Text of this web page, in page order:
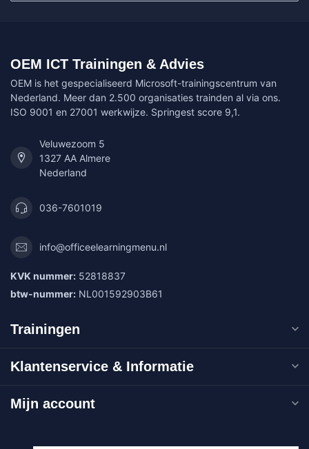
OEM ICT Trainingen & Advies
OEM is het gespecialiseerd Microsoft-trainingscentrum van
Nederland. Meer dan 2.500 organisaties trainden al via ons.
ISO 9001 en 27001 werkwijze. Springest score 9,1.
Veluwezoom 5
1327 AA Almere
Nederland
036-7601019
info@officeelearningmenu.nl
KVK nummer: 52818837
btw-nummer: NL001592903B61
Trainingen
Klantenservice & Informatie
Mijn account